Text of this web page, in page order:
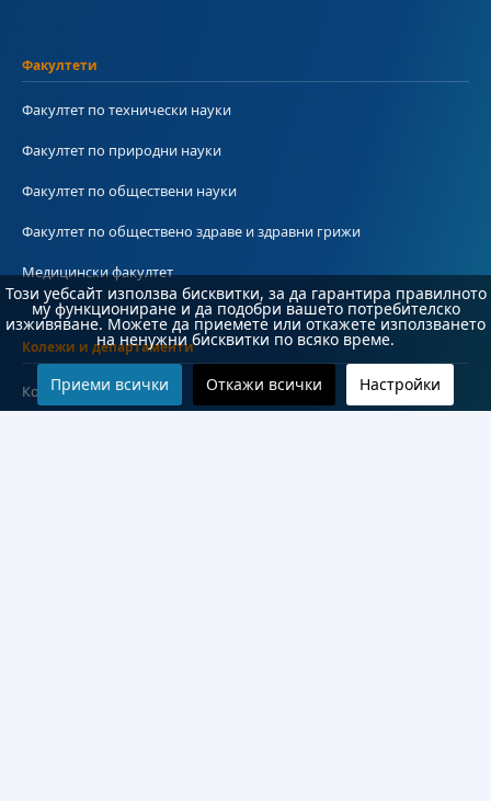
Факултети
Факултет по технически науки
Факултет по природни науки
Факултет по обществени науки
Факултет по обществено здраве и здравни грижи
Медицински факултет
Колежи и департаменти
Колеж по туризъм
Този уебсайт използва бисквитки, за да гарантира правилното
му функциониране и да подобри вашето потребителско
изживяване. Можете да приемете или откажете използването
на ненужни бисквитки по всяко време.
Приеми всички Откажи всички Настройки